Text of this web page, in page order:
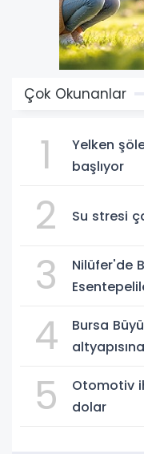
Çok Okunanlar
1
Yelken
başlıyor
2 Su stresi
3
Nilüfer'de
4
Bursa
5
Otomotiv
dolar